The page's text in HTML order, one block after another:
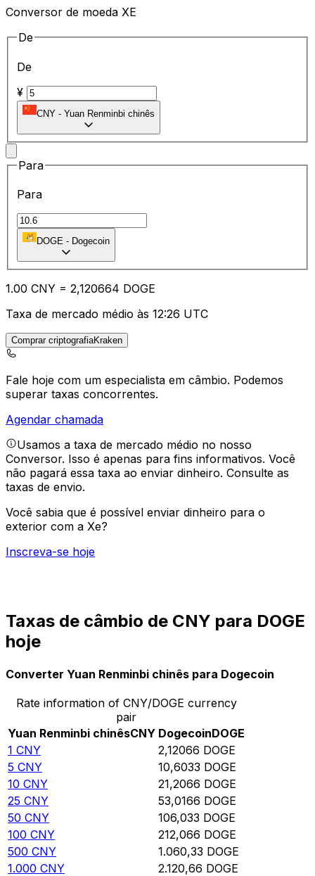
Conversor de moeda XE
De
De
¥
CNY - Yuan Renminbi chinês
Para
Para
DOGE - Dogecoin
1.00 CNY = 2,120664 DOGE
Taxa de mercado médio às 12:26 UTC
Comprar criptografiaKraken
Fale hoje com um especialista em câmbio. Podemos
superar taxas concorrentes.
Agendar chamada
Usamos a taxa de mercado médio no nosso
Conversor. Isso é apenas para fins informativos. Você
não pagará essa taxa ao enviar dinheiro. Consulte as
taxas de envio.
Você sabia que é possível enviar dinheiro para o
exterior com a Xe?
Inscreva-se hoje
Taxas de câmbio de CNY para DOGE
hoje
Converter Yuan Renminbi chinês para Dogecoin
Rate information of CNY/DOGE currency
pair
Yuan Renminbi chinêsCNY DogecoinDOGE
1 CNY 2,12066 DOGE
5 CNY 10,6033 DOGE
10 CNY 21,2066 DOGE
25 CNY 53,0166 DOGE
50 CNY 106,033 DOGE
100 CNY 212,066 DOGE
500 CNY 1.060,33 DOGE
1.000 CNY 2.120,66 DOGE